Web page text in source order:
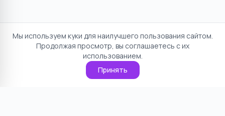
Мы используем куки для наилучшего пользования сайтом.
Продолжая просмотр, вы соглашаетесь с их
использованием.
Принять